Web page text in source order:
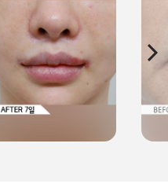
›